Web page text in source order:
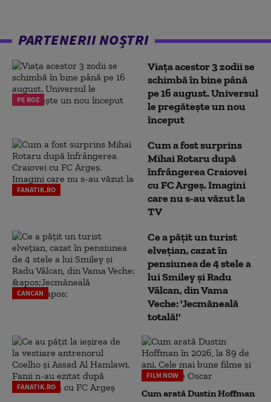
PARTENERII NOȘTRI
PE ROZ
Viața acestor 3 zodii se
schimbă în bine până
pe 16 august. Universul
le pregătește un nou
început
FANATIK.RO
Cum a fost surprins
Mihai Rotaru după
înfrângerea Craiovei
cu FC Argeș. Imagini
care nu s-au văzut la
TV
CANCAN
Ce a pățit un turist
elvețian, cazat în
pensiunea de 4 stele a
lui Smiley și Radu
Vâlcan, din Vama
Veche: 'Jecmăneală
totală!'
FANATIK.RO
FILM NOW
Cum arată Dustin Hoffman